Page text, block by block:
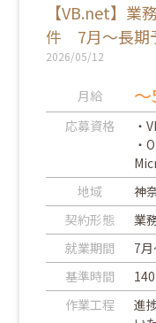
【VB.net】業
件 7月～長期
2026/05/12
月給
応募資格
・
・
地域
神
契約形態
業
就業期間
7
基準時間
作業工程
進